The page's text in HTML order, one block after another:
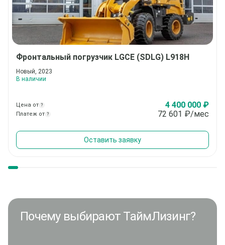
Фронтальный погрузчик LGCE (SDLG) L918H
Новый, 2023
В наличии
Цена от ? 4 400 000 ₽
Платеж от ? 72 601 ₽/мес
Оставить заявку
Почему выбирают ТаймЛизинг?